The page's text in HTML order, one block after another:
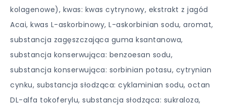
kolagenowe), kwas: kwas cytrynowy, ekstrakt z jagód
Acai, kwas L-askorbinowy, L-askorbinian sodu, aromat,
substancja zagęszczająca guma ksantanowa,
substancja konserwująca: benzoesan sodu,
substancja konserwująca: sorbinian potasu, cytrynian
cynku, substancja słodząca: cyklaminian sodu, octan
DL-alfa tokoferylu, substancja słodząca: sukraloza,